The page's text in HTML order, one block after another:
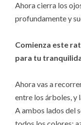
Ahora cierra los
profundamente y
Comienza este
para tu
Ahora vas a
entre los árboles, y
A ambos lados del